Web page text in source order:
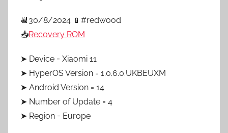
📆30/8/2024 📱#redwood
📥Recovery ROM
➤ Device = Xiaomi 11
➤ HyperOS Version = 1.0.6.0.UKBEUXM
➤ Android Version = 14
➤ Number of Update = 4
➤ Region = Europe